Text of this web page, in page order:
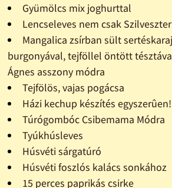
Gyümölcs mix joghurttal
Lencseleves nem csak
Mangalica zsírban sült
burgonyával, tejföllel öntött
Ágnes asszony módra
Tejfölös, vajas pogácsa
Házi kechup készítés egyszerûen!
Túrógombóc Csibemama Módra
Tyúkhúsleves
Húsvéti sárgatúró
Húsvéti foszlós kalács sonkához
15 perces paprikás csirke